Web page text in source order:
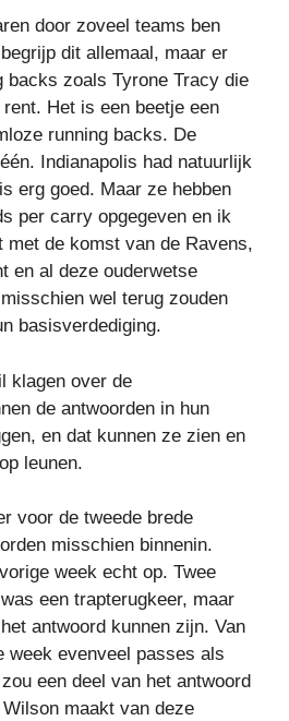
door zoveel teams ben
dit allemaal, maar er
backs zoals Tyrone Tracy die
Het is een beetje een
running backs. De
Indianapolis had natuurlijk
erg goed. Maar ze hebben
per carry opgegeven en ik
met de komst van de Ravens,
en al deze ouderwetse
wel terug zouden
basisverdediging.
klagen over de
de antwoorden in hun
en dat kunnen ze zien en
leunen.
voor de tweede brede
misschien binnenin.
week echt op. Twee
een trapterugkeer, maar
antwoord kunnen zijn. Van
week evenveel passes als
een deel van het antwoord
maakt van deze